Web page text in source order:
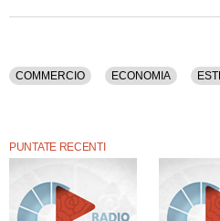
COMMERCIO ECONOMIA
PUNTATE RECENTI